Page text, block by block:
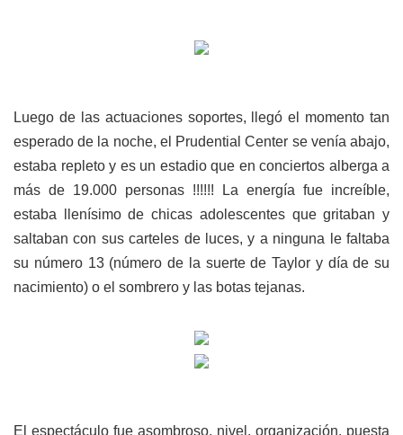
Luego de las actuaciones soportes, llegó el momento tan
esperado de la noche, el Prudential Center se venía abajo,
estaba repleto y es un estadio que en conciertos alberga a
más de 19.000 personas !!!!!! La energía fue increíble,
estaba llenísimo de chicas adolescentes que gritaban y
saltaban con sus carteles de luces, y a ninguna le faltaba
su número 13 (número de la suerte de Taylor y día de su
nacimiento) o el sombrero y las botas tejanas.
El espectáculo fue asombroso, nivel, organización, puesta